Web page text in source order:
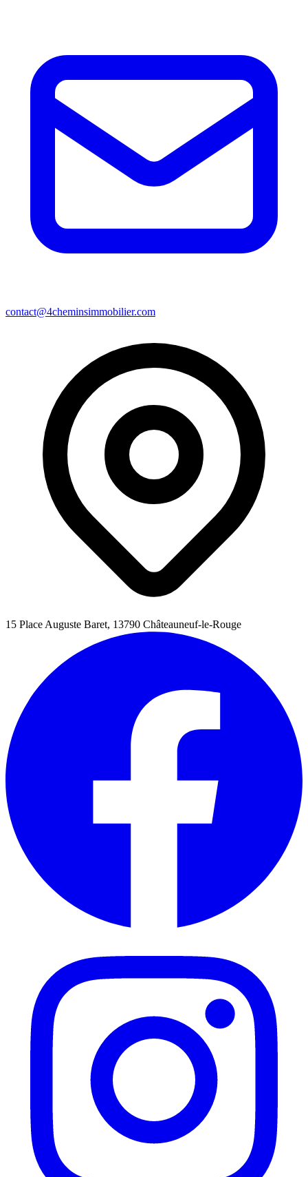
contact@4cheminsimmobilier.com
15 Place Auguste Baret, 13790 Châteauneuf-le-Rouge